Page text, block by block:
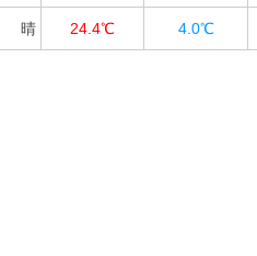
晴 24.4℃ 4.0℃